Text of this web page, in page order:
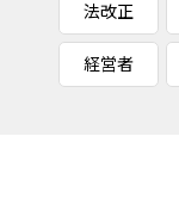
法改正
経営者